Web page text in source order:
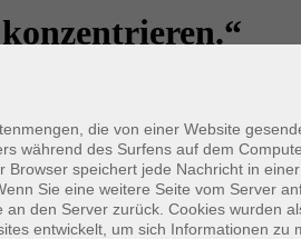
des
angemessen unterstützen?
sich gezielt einer Aufgabe
Konzentrationsfähigkeit vor. Alter
die von einer Website
während des Surfens auf dem
Browser speichert jede Nachricht in
Sie eine weitere Seite vom Server
an den Server zurück. Cookies wurden
entwickelt, um sich Informationen zu